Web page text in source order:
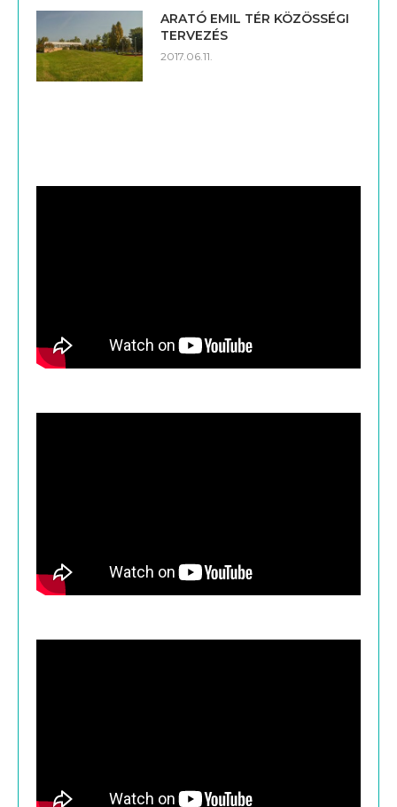
ARATÓ EMIL TÉR KÖZÖSSÉGI
TERVEZÉS
2017.06.11.